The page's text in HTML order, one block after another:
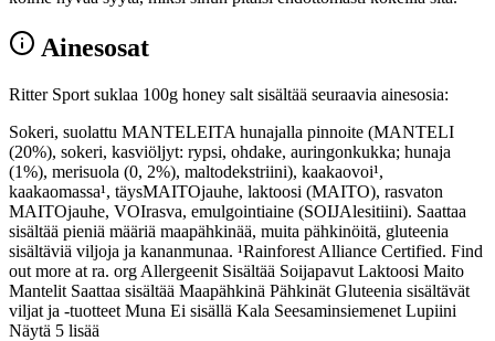
Ainesosat
Ritter Sport suklaa 100g honey salt sisältää seuraavia ainesosia:
Sokeri, suolattu MANTELEITA hunajalla pinnoite (MANTELI
(20%), sokeri, kasviöljyt: rypsi, ohdake, auringonkukka; hunaja
(1%), merisuola (0, 2%), maltodekstriini), kaakaovoi¹,
kaakaomassa¹, täysMAITOjauhe, laktoosi (MAITO), rasvaton
MAITOjauhe, VOIrasva, emulgointiaine (SOIJAlesitiini). Saattaa
sisältää pieniä määriä maapähkinää, muita pähkinöitä, gluteenia
sisältäviä viljoja ja kananmunaa. ¹Rainforest Alliance Certified. Find
out more at ra. org Allergeenit Sisältää Soijapavut Laktoosi Maito
Mantelit Saattaa sisältää Maapähkinä Pähkinät Gluteenia sisältävät
viljat ja -tuotteet Muna Ei sisällä Kala Seesaminsiemenet Lupiini
Näytä 5 lisää